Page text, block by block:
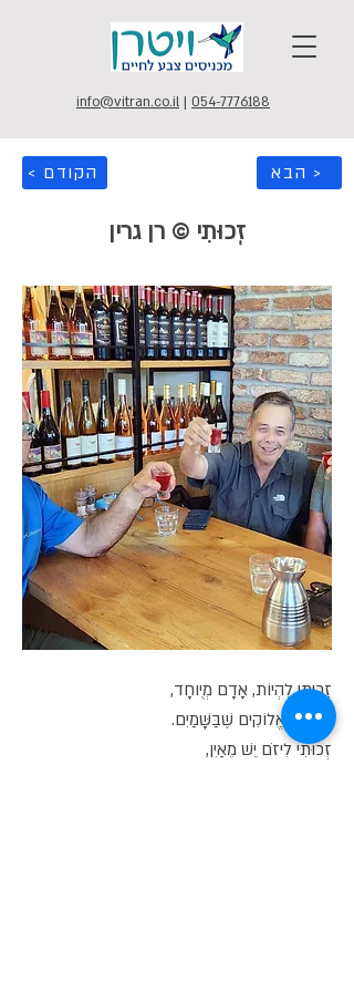
info@vitran.co.il | 054-7776188
< הקודם הבא >
זְכוּתִי © רן גרין
זָכִיתִי לִהְיוֹת, אָדָם מְיֻוחָד,
בִּזְכוּת אֱלוֹקִים שֶׁבַּשָּׁמַיִם.
זְכוּתִי לִיזֹם יֵשׁ מֵאַיִן,